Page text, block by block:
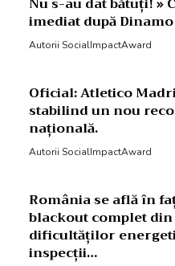
imediat după
Autorii SocialImpactAward
Oficial: Atletico
stabilind un nou
națională.
Autorii SocialImpactAward
România se află în
blackout complet
dificultăților
inspecții…